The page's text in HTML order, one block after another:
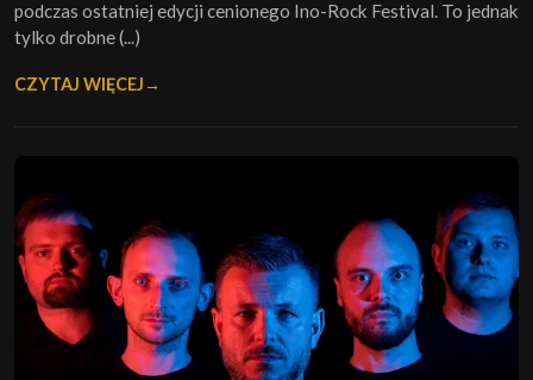
podczas ostatniej edycji cenionego Ino-Rock Festival. To jednak
tylko drobne (...)
CZYTAJ WIĘCEJ